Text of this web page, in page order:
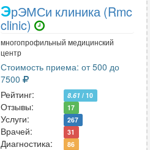
ЭрЭМСи клиника (Rmc
clinic)
многопрофильный медицинский
центр
Стоимость приема: от 500 до
7500
Рейтинг:
8.61 / 10
Отзывы: 17
Услуги: 267
Врачей: 31
Диагностика: 86